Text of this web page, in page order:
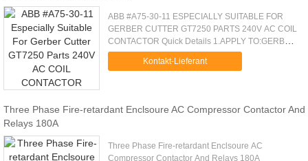
ABB #A75-30-11 ESPECIALLY SUITABLE FOR
GERBER CUTTER GT7250 PARTS 240V AC COIL
CONTACTOR Quick Details 1.APPLY TO:GERBER
GT5250/GT7250/S7200, CUTTING,GGT,GERBER
PARTS, CUTTER 2.CONTACTOR,ABB,#A75-30-
Kontakt-Lieferant
Three Phase Fire-retardant Enclsoure AC Compressor Contactor And
Relays 180A
Three Phase Fire-retardant Enclsoure AC
Compressor Contactor And Relays 180A